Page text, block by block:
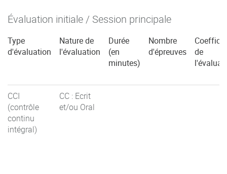
Évaluation initiale / Session principale
Type
d'évaluation
Nature de
l'évaluation
Durée
(en
minutes)
Nombre
d'épreuves
de
CCI
(contrôle
continu
intégral)
CC : Ecrit
et/ou Oral